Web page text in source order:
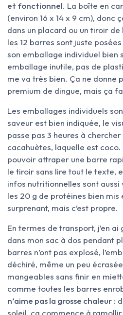
et fonctionnel. La boîte en
(environ 16 x 14 x 9 cm), donc
dans un placard ou un tiroir de
les 12 barres sont juste
son emballage individuel bien
emballage inutile, pas de
me va très bien. Ça ne donne
premium de dingue, mais ça
Les emballages individuels
saveur est bien indiquée, le
passe pas 3 heures à
cacahuètes, laquelle est coco.
pouvoir attraper une barre
le tiroir sans lire tout le texte,
infos nutritionnelles sont aussi
les 20 g de protéines bien mis
surprenant, mais c’est propre.
En termes de transport, j’en
dans mon sac à dos pendant
barres n’ont pas explosé,
déchiré, même un peu
mangeables sans finir en
comme toutes les barres
n’aime pas la grosse chaleur :
soleil, ça commence à